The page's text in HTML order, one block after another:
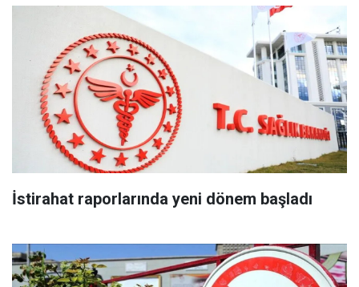
İstirahat raporlarında yeni dönem başladı